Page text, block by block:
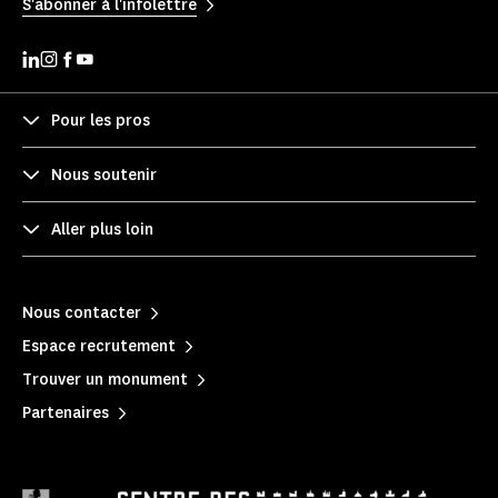
S'abonner à l'infolettre
Pour les pros
Nous soutenir
Aller plus loin
Nous contacter
Espace recrutement
Trouver un monument
Partenaires